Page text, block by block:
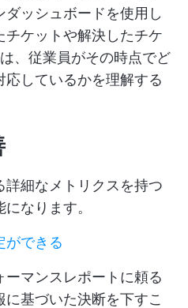
ッシュボードを使用し
ケットや解決したチケ
、従業員がその時点でど
しているかを理解する
細なメトリクスを持つ
なります。
ができる
マンスレポートに頼る
基づいた決断を下すこ